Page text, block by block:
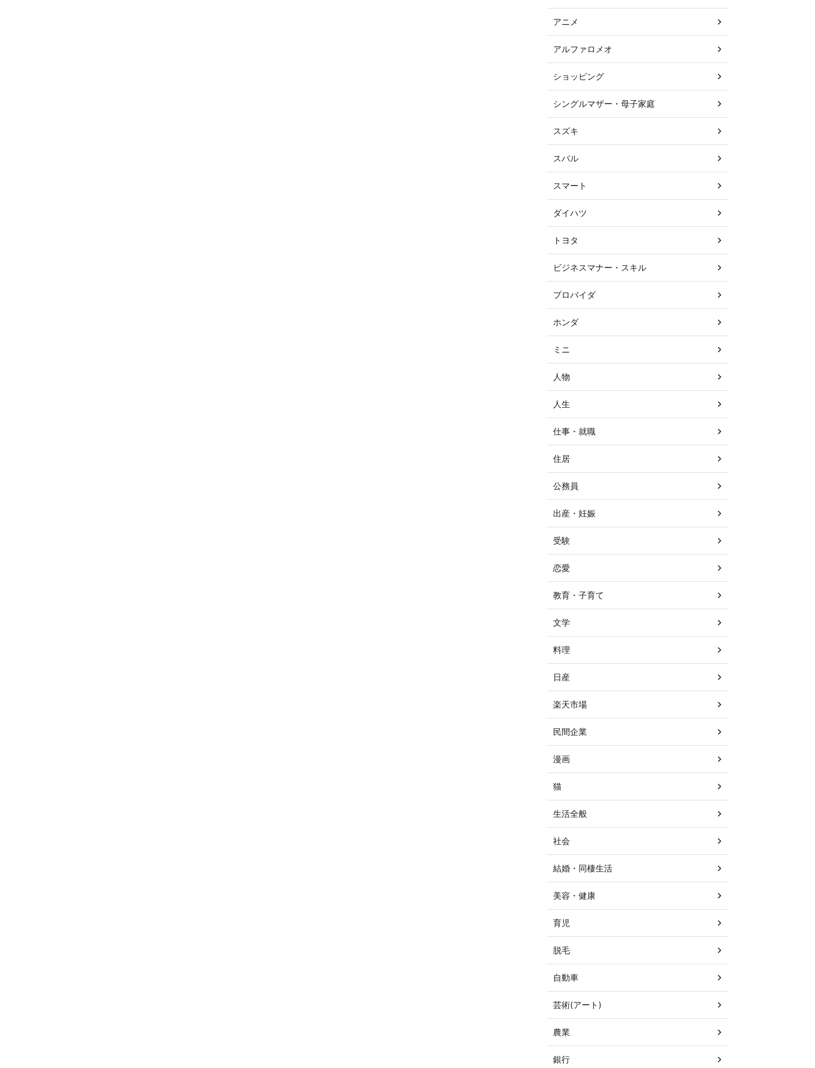
アニメ
アルファロメオ
ショッピング
シングルマザー・母子家庭
スズキ
スバル
スマート
ダイハツ
トヨタ
ビジネスマナー・スキル
プロバイダ
ホンダ
ミニ
人物
人生
仕事・就職
住居
公務員
出産・妊娠
受験
恋愛
教育・子育て
文学
料理
日産
楽天市場
民間企業
漫画
猫
生活全般
社会
結婚・同棲生活
美容・健康
育児
脱毛
自動車
芸術(アート)
農業
銀行